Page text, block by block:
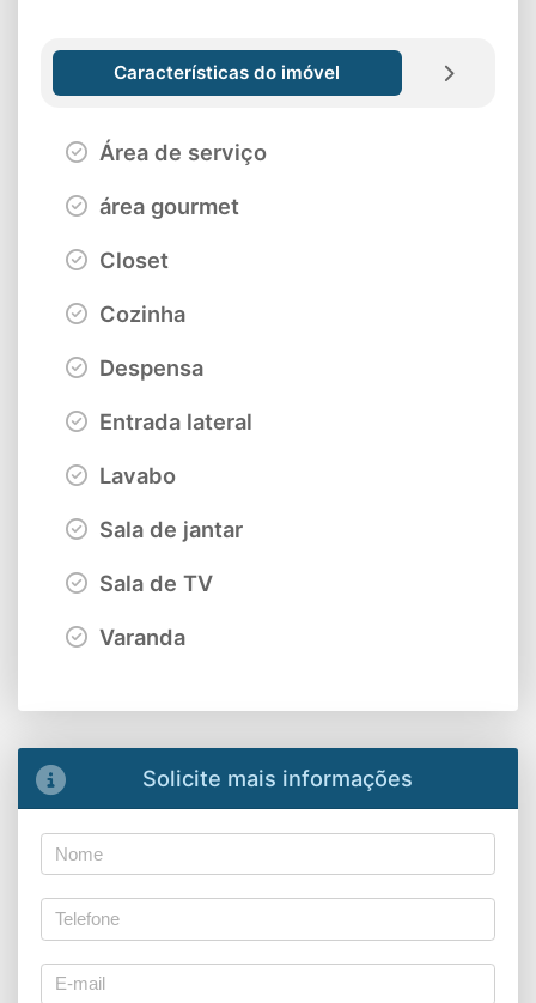
Características do imóvel
Área de serviço
área gourmet
Closet
Cozinha
Despensa
Entrada lateral
Lavabo
Sala de jantar
Sala de TV
Varanda
Solicite mais informações